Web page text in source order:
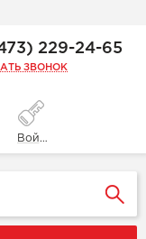
229-24-65
ЗВОНОК
Войти